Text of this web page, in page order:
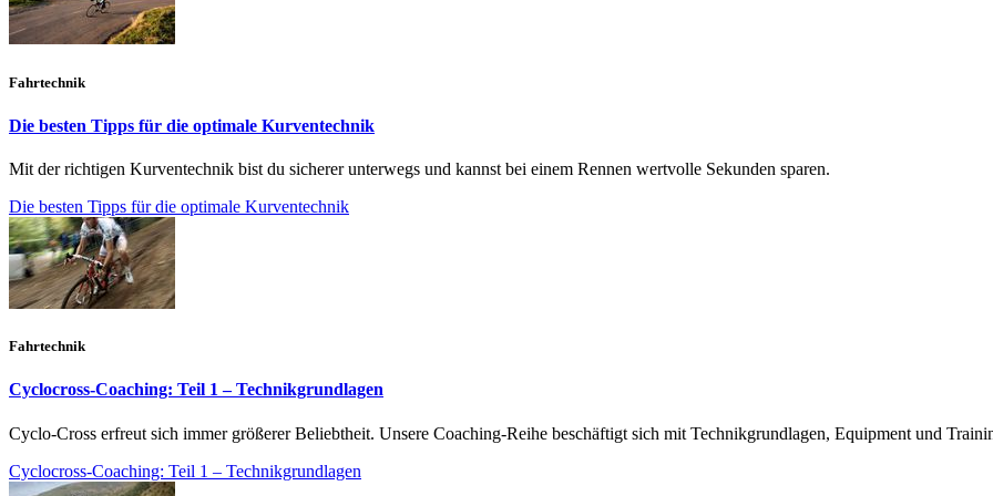
Fahrtechnik
Die besten Tipps für die optimale Kurventechnik
Mit der richtigen Kurventechnik bist du sicherer unterwegs und kannst bei einem Rennen wertvolle Sekunden sparen.
Die besten Tipps für die optimale Kurventechnik
Fahrtechnik
Cyclocross-Coaching: Teil 1 – Technikgrundlagen
Cyclo-Cross erfreut sich immer größerer Beliebtheit. Unsere Coaching-Reihe beschäftigt sich mit Technikgrundlagen, Equipment und
Cyclocross-Coaching: Teil 1 – Technikgrundlagen